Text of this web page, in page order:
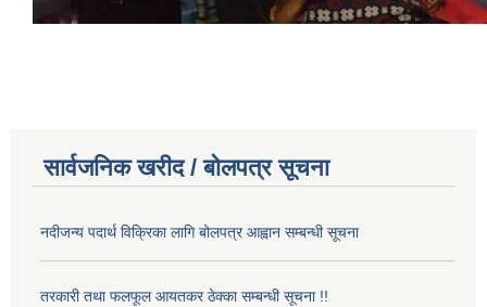
सार्वजनिक खरीद / बोलपत्र सूचना
नदीजन्य पदार्थ विक्रिका लागि बोलपत्र आह्वान सम्बन्धी सूचना
तरकारी तथा फलफूल आयतकर ठेक्का सम्बन्धी सूचना !!